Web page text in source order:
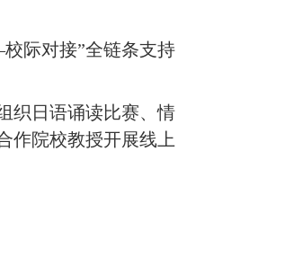
际对接”全链条支持
织日语诵读比赛、情
作院校教授开展线上